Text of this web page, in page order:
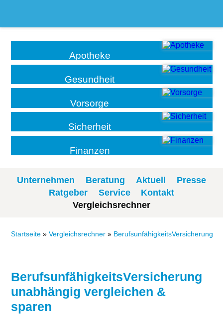
Apotheke
Gesundheit
Vorsorge
Sicherheit
Finanzen
Unternehmen Beratung Aktuell
Presse
Ratgeber
Service
Kontakt
Vergleichsrechner
Startseite »Vergleichsrechner » BerufsunfähigkeitsVersicherung
BerufsunfähigkeitsVersicherung
unabhängig vergleichen &
sparen